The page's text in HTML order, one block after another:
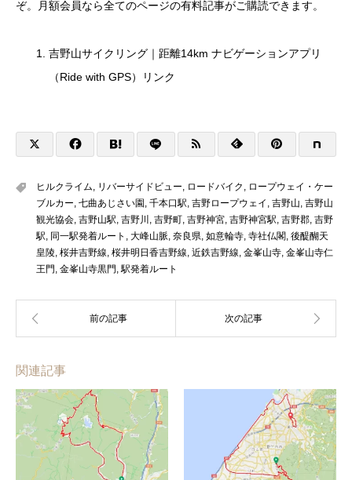
ぞ。月額会員なら全てのページの有料記事がご購読できます。
吉野山サイクリング｜距離14km ナビゲーションアプリ
（Ride with GPS）リンク
ヒルクライム リバーサイドビュー ロードバイク
ロープウェイ・ケー
ブルカー 七曲あじさい園 千本口駅 吉野ロープウェイ 吉野山 吉野山
観光協会 吉野山駅 吉野川 吉野町 吉野神宮 吉野神宮駅 吉野郡 吉野
駅 同一駅発着ルート 大峰山脈 奈良県 如意輪寺 寺社仏閣 後醍醐天
皇陵 桜井吉野線 桜井明日香吉野線 近鉄吉野線 金峯山寺 金峯山寺仁
王門 金峯山寺黒門 駅発着ルート
関連記事